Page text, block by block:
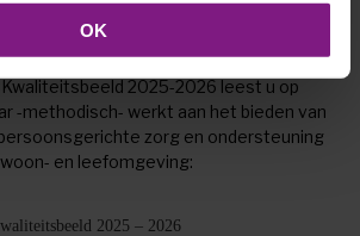
OK
‘Samen werken aan kwaliteit van
wat wordt verstaan onder goede
en hun naasten hiervan mogen
2025-2026 leest u op
-methodisch- werkt aan het bieden van
zorg en ondersteuning
en leefomgeving:
2025 – 2026